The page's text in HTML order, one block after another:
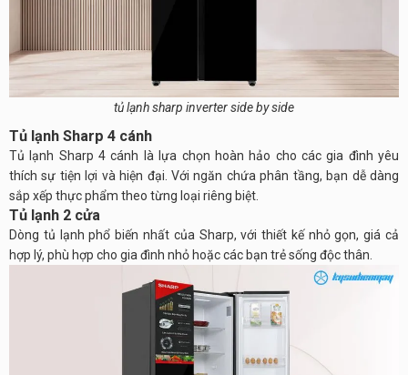
tủ lạnh sharp inverter side by side
Tủ lạnh Sharp 4 cánh
Tủ lạnh Sharp 4 cánh là lựa chọn hoàn hảo cho các gia đình yêu
thích sự tiện lợi và hiện đại. Với ngăn chứa phân tầng, bạn dễ dàng
sắp xếp thực phẩm theo từng loại riêng biệt.
Tủ lạnh 2 cửa
Dòng tủ lạnh phổ biến nhất của Sharp, với thiết kế nhỏ gọn, giá cả
hợp lý, phù hợp cho gia đình nhỏ hoặc các bạn trẻ sống độc thân.